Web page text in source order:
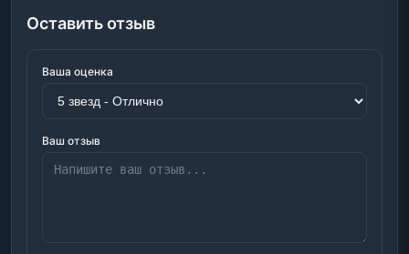
Оставить отзыв
Ваша оценка
Ваш отзыв